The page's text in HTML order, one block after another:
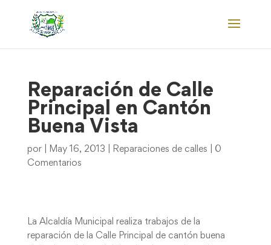
Reparación de Calle
Principal en Cantón
Buena Vista
por May 16, 2013 Reparaciones de calles
0
Comentarios
La Alcaldía Municipal realiza trabajos de la
reparación de la Calle Principal de cantón buena